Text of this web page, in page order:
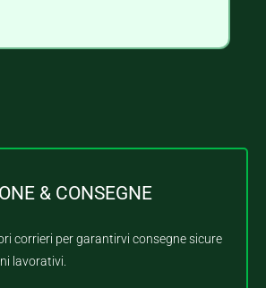
& CONSEGNE
corrieri per garantirvi consegne sicure
lavorativi.